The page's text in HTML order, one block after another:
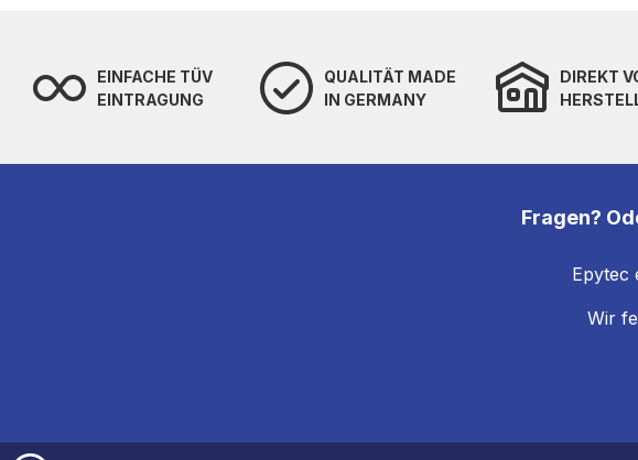
EINFACHE TÜV
EINTRAGUNG
QUALITÄT MADE
IN GERMANY
DIREKT
Fragen?
Epytec
Wir